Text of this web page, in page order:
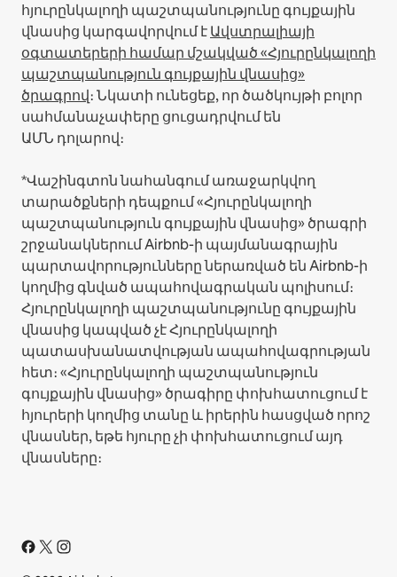
հյուրընկալողի պաշտպանությունը գույքային
վնասից կարգավորվում էԱվստրալիայի
օգտատերերի համար մշակված «Հյուրընկալողի
պաշտպանություն գույքային վնասից»
ծրագրով։ Նկատի ունեցեք, որ ծածկույթի բոլոր
սահմանաչափերը ցուցադրվում են
ԱՄՆ դոլարով։
*Վաշինգտոն նահանգում առաջարկվող
տարածքների դեպքում «Հյուրընկալողի
պաշտպանություն գույքային վնասից» ծրագրի
շրջանակներում Airbnb-ի պայմանագրային
պարտավորությունները ներառված են Airbnb-ի
կողմից գնված ապահովագրական պոլիսում։
Հյուրընկալողի պաշտպանությունը գույքային
վնասից կապված չէ Հյուրընկալողի
պատասխանատվության ապահովագրության
հետ։ «Հյուրընկալողի պաշտպանություն
գույքային վնասից» ծրագիրը փոխհատուցում է
հյուրերի կողմից տանը և իրերին հասցված որոշ
վնասներ, եթե հյուրը չի փոխհատուցում այդ
վնասները։